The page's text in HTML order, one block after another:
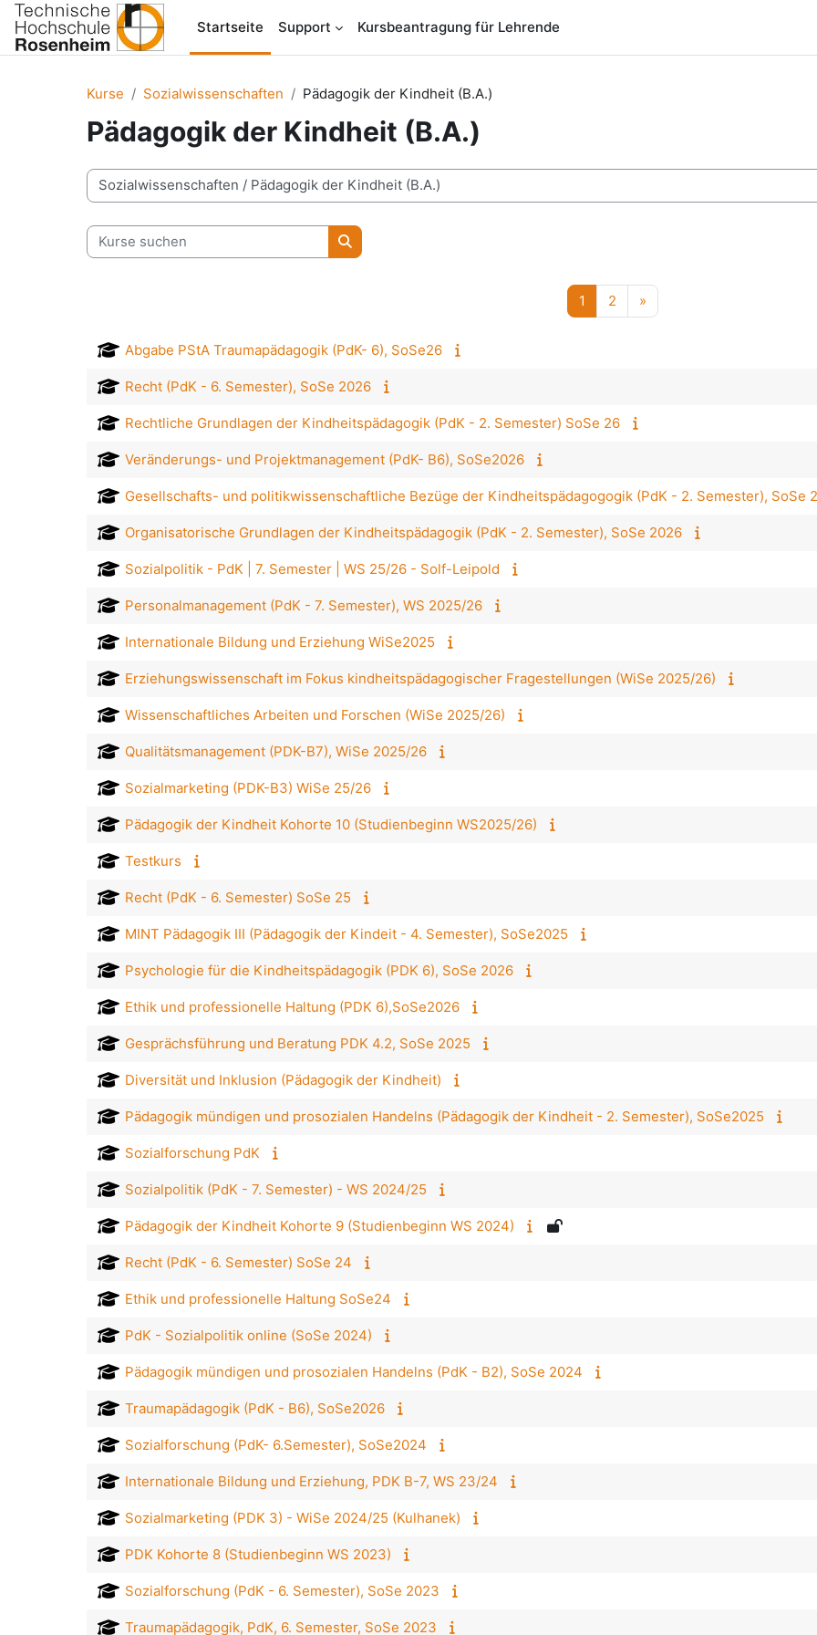
Zum Hauptinhalt
Startseite
Support Kursbeantragung für Lehrende
Kurse Sozialwissenschaften Pädagogik der Kindheit (B.A.)
Pädagogik der Kindheit (B.A.)
Kursbereiche
Kurse suchen
Kurse suchen
1 Seite 1
2 Seite 2
»
Abgabe PStA Traumapädagogik (PdK- 6), SoSe26
Recht (PdK - 6. Semester), SoSe 2026
Rechtliche Grundlagen der Kindheitspädagogik (PdK - 2. Semester) SoSe 26
Veränderungs- und Projektmanagement (PdK- B6), SoSe2026
Gesellschafts- und politikwissenschaftliche Bezüge der Kindheitspädagogogik (PdK - 2. Semester), SoSe
Organisatorische Grundlagen der Kindheitspädagogik (PdK - 2. Semester), SoSe 2026
Sozialpolitik - PdK | 7. Semester | WS 25/26 - Solf-Leipold
Personalmanagement (PdK - 7. Semester), WS 2025/26
Internationale Bildung und Erziehung WiSe2025
Erziehungswissenschaft im Fokus kindheitspädagogischer Fragestellungen (WiSe 2025/26)
Wissenschaftliches Arbeiten und Forschen (WiSe 2025/26)
Qualitätsmanagement (PDK-B7), WiSe 2025/26
Sozialmarketing (PDK-B3) WiSe 25/26
Pädagogik der Kindheit Kohorte 10 (Studienbeginn WS2025/26)
Testkurs
Recht (PdK - 6. Semester) SoSe 25
MINT Pädagogik III (Pädagogik der Kindeit - 4. Semester), SoSe2025
Psychologie für die Kindheitspädagogik (PDK 6), SoSe 2026
Ethik und professionelle Haltung (PDK 6),SoSe2026
Gesprächsführung und Beratung PDK 4.2, SoSe 2025
Diversität und Inklusion (Pädagogik der Kindheit)
Pädagogik mündigen und prosozialen Handelns (Pädagogik der Kindheit - 2. Semester), SoSe2025
Sozialforschung PdK
Sozialpolitik (PdK - 7. Semester) - WS 2024/25
Pädagogik der Kindheit Kohorte 9 (Studienbeginn WS 2024)
Recht (PdK - 6. Semester) SoSe 24
Ethik und professionelle Haltung SoSe24
PdK - Sozialpolitik online (SoSe 2024)
Pädagogik mündigen und prosozialen Handelns (PdK - B2), SoSe 2024
Traumapädagogik (PdK - B6), SoSe2026
Sozialforschung (PdK- 6.Semester), SoSe2024
Internationale Bildung und Erziehung, PDK B-7, WS 23/24
Sozialmarketing (PDK 3) - WiSe 2024/25 (Kulhanek)
PDK Kohorte 8 (Studienbeginn WS 2023)
Sozialforschung (PdK - 6. Semester), SoSe 2023
Traumapädagogik, PdK, 6. Semester, SoSe 2023